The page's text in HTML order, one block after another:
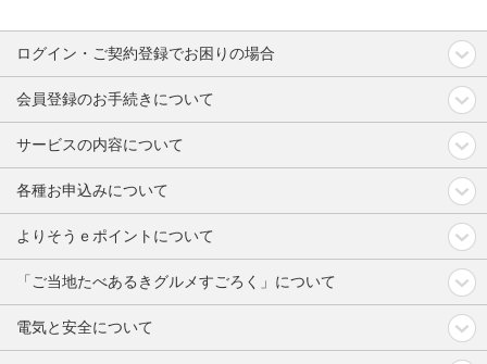
ログイン・ご契約登録でお困りの場合
会員登録のお手続きについて
サービスの内容について
各種お申込みについて
よりそうｅポイントについて
「ご当地たべあるきグルメすごろく」について
電気と安全について